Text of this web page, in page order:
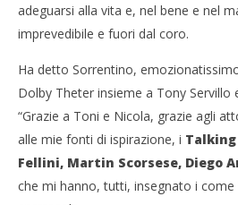
adeguarsi alla vita e, nel bene e nel
imprevedibile e fuori dal coro.
Ha detto Sorrentino,
Dolby Theter insieme a Tony Servillo
“Grazie a Toni e Nicola, grazie agli
alle mie fonti di ispirazione, i Talking
Fellini, Martin Scorsese, Diego
che mi hanno, tutti, insegnato i come